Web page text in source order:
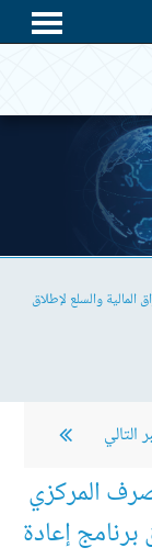
والسلع لإطلاق
التالي
المركزي
برنامج إعادة